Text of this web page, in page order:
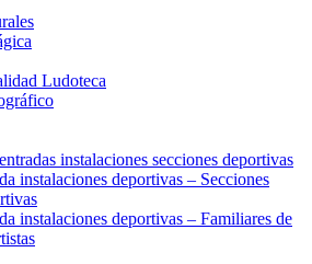
Ludoteca
instalaciones secciones deportivas
instalaciones deportivas – Secciones
instalaciones deportivas – Familiares de